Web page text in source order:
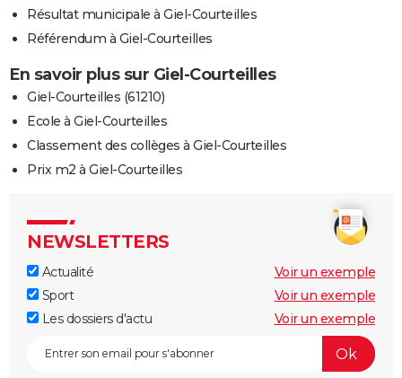
Résultat municipale à Giel-Courteilles
Référendum à Giel-Courteilles
En savoir plus sur Giel-Courteilles
Giel-Courteilles (61210)
Ecole à Giel-Courteilles
Classement des collèges à Giel-Courteilles
Prix m2 à Giel-Courteilles
NEWSLETTERS
Actualité
Voir un exemple
Sport
Voir un exemple
Les dossiers d'actu
Voir un exemple